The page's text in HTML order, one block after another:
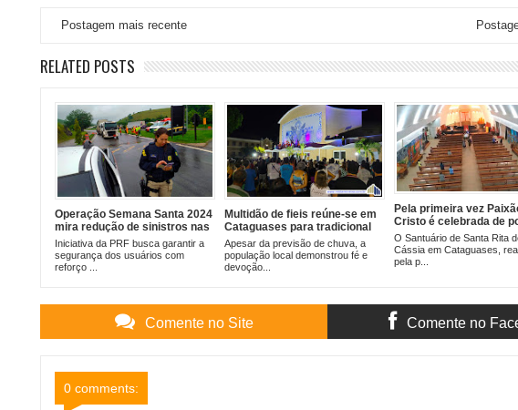
Postagem mais recente
RELATED POSTS
Operação Semana Santa 2024
mira redução de sinistros nas
rodovias
Iniciativa da PRF busca garantir a
segurança dos usuários com
reforço ...
Multidão de fieis reúne-se em
Cataguases para tradicional
encenação da Paixão de
Cristo
Apesar da previsão de chuva, a
população local demonstrou fé e
devoção...
Pela primeira vez
Cristo é celebrada de
fechadas em
O Santuário de Santa Rita
Cássia em Cataguases,
pela p...
Comente no Site Comente no
0 comments: